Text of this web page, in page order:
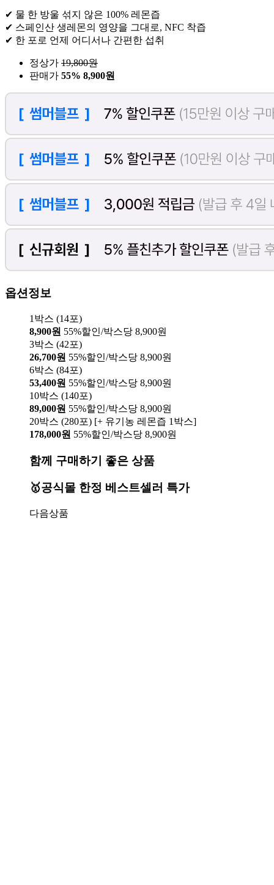
✔ 물 한 방울 섞지 않은 100% 레몬즙
✔ 스페인산 생레몬의 영양을 그대로, NFC 착즙
✔ 한 포로 언제 어디서나 간편한 섭취
정상가 19,800원
판매가 55% 8,900원
옵션정보
1박스 (14포)
8,900원 55%할인/박스당 8,900원
3박스 (42포)
26,700원 55%할인/박스당 8,900원
6박스 (84포)
53,400원 55%할인/박스당 8,900원
10박스 (140포)
89,000원 55%할인/박스당 8,900원
20박스 (280포) [+ 유기농 레몬즙 1박스]
178,000원 55%할인/박스당 8,900원
함께 구매하기 좋은 상품
🥇공식몰 한정 베스트셀러 특가
다음상품